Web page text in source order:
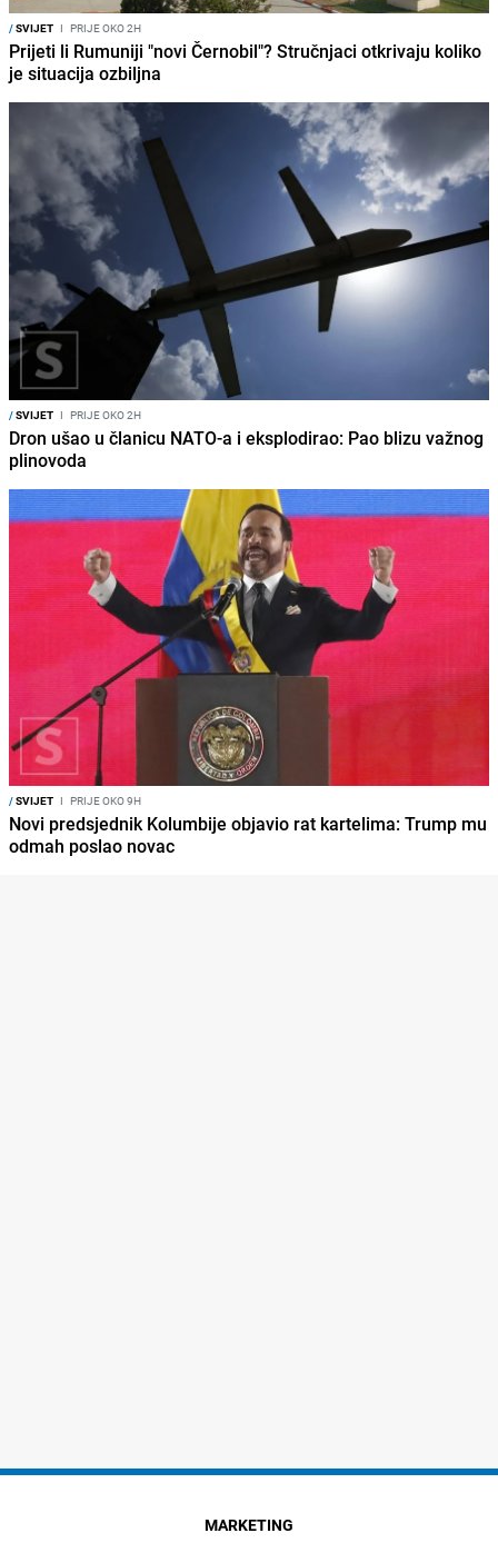
/SVIJET I PRIJE OKO 2H
Prijeti li Rumuniji "novi Černobil"? Stručnjaci otkrivaju koliko
je situacija ozbiljna
/SVIJET I PRIJE OKO 2H
Dron ušao u članicu NATO-a i eksplodirao: Pao blizu važnog
plinovoda
/SVIJET I PRIJE OKO 9H
Novi predsjednik Kolumbije objavio rat kartelima: Trump mu
odmah poslao novac
MARKETING